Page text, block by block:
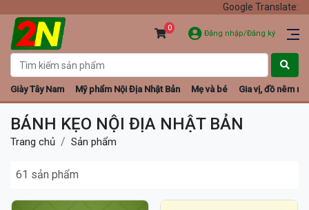
Google Translate:
0
Đăng nhập/Đăng ký
Giày Tây Nam Mỹ phẩm Nội Địa Nhật Bản Mẹ và bé Gia vị, đồ nêm
BÁNH KẸO NỘI ĐỊA NHẬT BẢN
Trang chủ Sản phẩm
61 sản phẩm